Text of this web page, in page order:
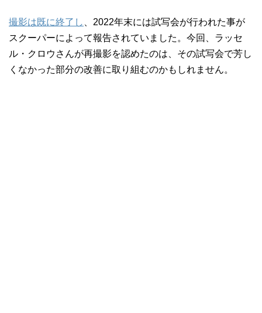
撮影は既に終了し
、2022年末には試写会が行われた事が
スクーパーによって報告されていました。今回、ラッセ
ル・クロウさんが再撮影を認めたのは、その試写会で芳し
くなかった部分の改善に取り組むのかもしれません。